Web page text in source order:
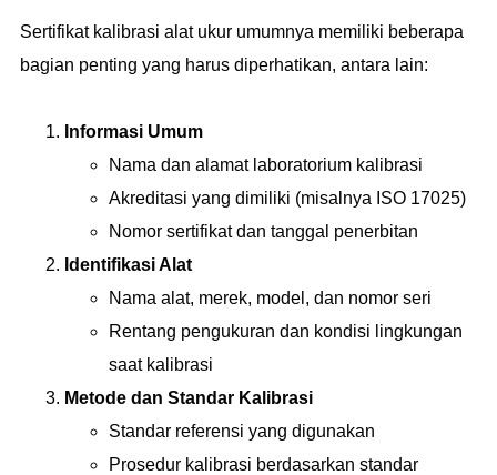
Sertifikat kalibrasi alat ukur umumnya memiliki beberapa
bagian penting yang harus diperhatikan, antara lain:
Informasi Umum
Nama dan alamat laboratorium kalibrasi
Akreditasi yang dimiliki (misalnya ISO 17025)
Nomor sertifikat dan tanggal penerbitan
Identifikasi Alat
Nama alat, merek, model, dan nomor seri
Rentang pengukuran dan kondisi lingkungan
saat kalibrasi
Metode dan Standar Kalibrasi
Standar referensi yang digunakan
Prosedur kalibrasi berdasarkan standar